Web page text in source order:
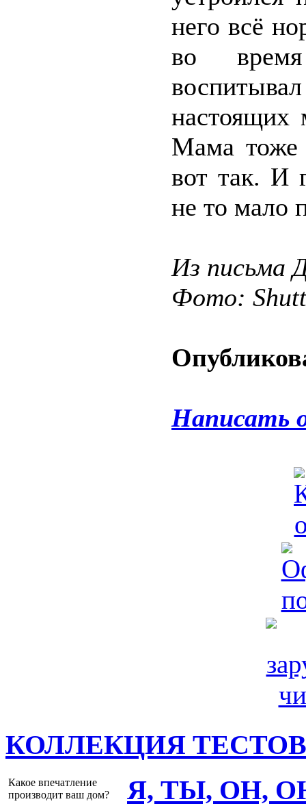
него всё
во
настоящих
Мама тоже
вот так. И
не то мало
Из письма
Фото:
Написать
КОЛЛЕКЦИЯ ТЕСТОВ
Какое впечатление
производит ваш дом?
Я, ТЫ, ОН,